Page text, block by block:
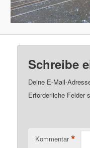
Schreibe
Deine E-Mail-
Erforderliche Felder
Kommentar *